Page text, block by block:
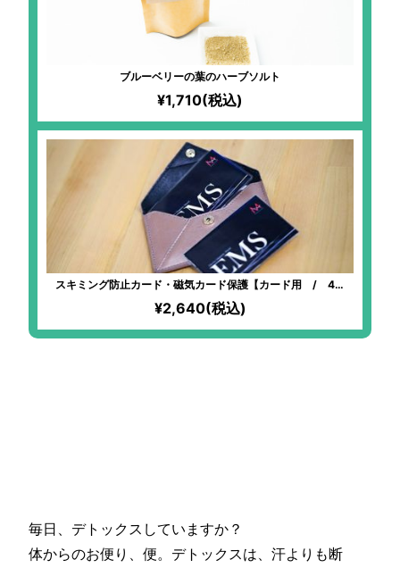
ブルーベリーの葉のハーブソルト
¥1,710(税込)
スキミング防止カード・磁気カード保護【カード用 / 4枚
組】
¥2,640(税込)
毎日、デトックスしていますか？
体からのお便り、便。デトックスは、汗よりも断